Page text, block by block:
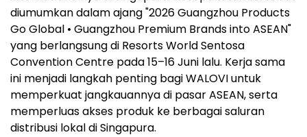
diumumkan dalam ajang "2026 Guangzhou Products
Go Global • Guangzhou Premium Brands into ASEAN"
yang berlangsung di Resorts World Sentosa
Convention Centre pada 15–16 Juni lalu. Kerja sama
ini menjadi langkah penting bagi WALOVI untuk
memperkuat jangkauannya di pasar ASEAN, serta
memperluas akses produk ke berbagai saluran
distribusi lokal di Singapura.